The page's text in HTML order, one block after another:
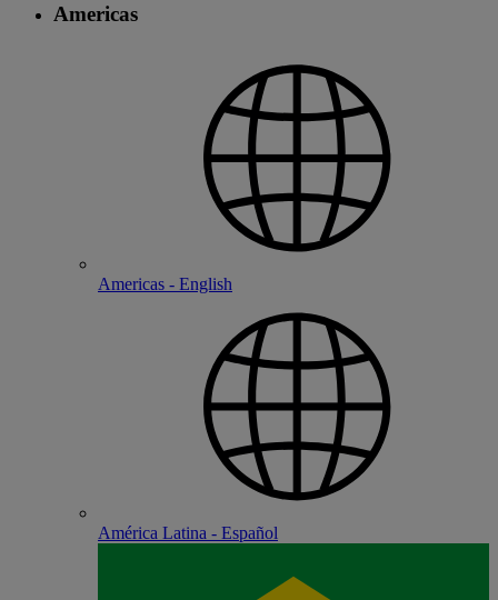
Americas
Americas - English
América Latina - Español